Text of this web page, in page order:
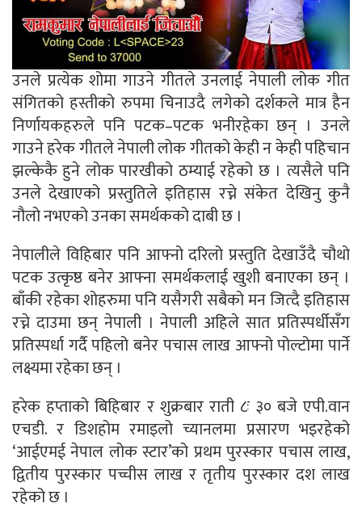
उनले प्रत्येक शोमा गाउने गीतले उनलाई नेपाली लोक गीत
संगितको हस्तीको रुपमा चिनाउदै लगेको दर्शकले मात्र हैन
निर्णायकहरुले पनि पटक–पटक भनीरहेका छन् । उनले
गाउने हरेक गीतले नेपाली लोक गीतको केही न केही पहिचान
झल्केकै हुने लोक पारखीको ठम्याई रहेको छ । त्यसैले पनि
उनले देखाएको प्रस्तुतिले इतिहास रच्ने संकेत देखिनु कुनै
नौलो नभएको उनका समर्थकको दाबी छ ।
नेपालीले विहिबार पनि आफ्नो दरिलो प्रस्तुति देखाउँदै चौथो
पटक उत्कृष्ठ बनेर आफ्ना समर्थकलाई खुशी बनाएका छन् ।
बाँकी रहेका शोहरुमा पनि यसैगरी सबैको मन जित्दै इतिहास
रच्ने दाउमा छन् नेपाली । नेपाली अहिले सात प्रतिस्पर्धीसँग
प्रतिस्पर्धा गर्दै पहिलो बनेर पचास लाख आफ्नो पोल्टोमा पार्ने
लक्ष्यमा रहेका छन् ।
हरेक हप्ताको बिहिबार र शुक्रबार राती ८ः ३० बजे एपी.वान
एचडी. र डिशहोम रमाइलो च्यानलमा प्रसारण भइरहेको
‘आईएमई नेपाल लोक स्टार’को प्रथम पुरस्कार पचास लाख,
द्वितीय पुरस्कार पच्चीस लाख र तृतीय पुरस्कार दश लाख
रहेको छ ।